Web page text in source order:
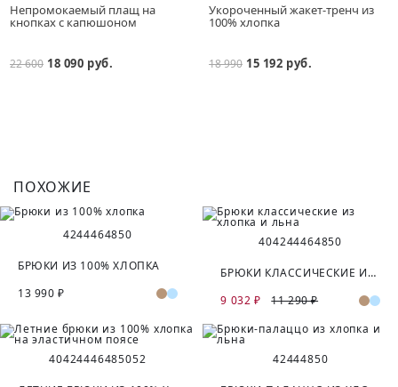
Непромокаемый плащ на
кнопках с капюшоном
22 600 18 090 руб.
Укороченный жакет-тренч из
100% хлопка
18 990 15 192 руб.
ПОХОЖИЕ
4244464850
БРЮКИ ИЗ 100% ХЛОПКА
13 990 ₽
404244464850
БРЮКИ КЛАССИЧЕСКИЕ ИЗ ХЛОПКА И ЛЬНА
9 032 ₽
11 290 ₽
40424446485052 42444850